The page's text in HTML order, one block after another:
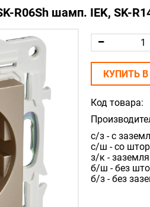
R06Sh шамп. IEK, SK-
Код товара:
с/з - с
с/ш - со
з/к -
б/ш - без
б/з - без
КУПИТЬ